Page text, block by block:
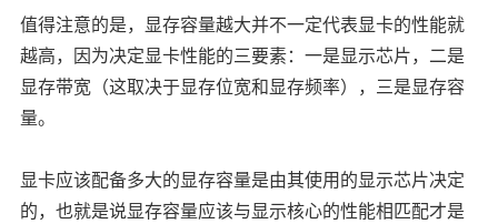
值得注意的是，显存容量越大并不一定代表显卡的性能就
越高，因为决定显卡性能的三要素：一是显示芯片，二是
显存带宽（这取决于显存位宽和显存频率），三是显存容
量。
显卡应该配备多大的显存容量是由其使用的显示芯片决定
的，也就是说显存容量应该与显示核心的性能相匹配才是